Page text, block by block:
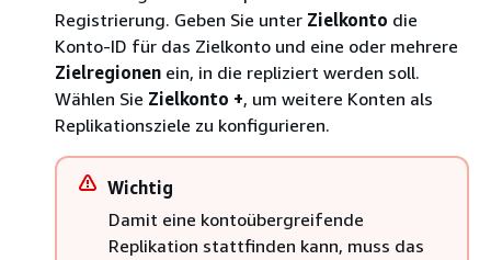
Registrierung. Geben Sie unter Zielkonto die
Konto-ID für das Zielkonto und eine oder mehrere
Zielregionen ein, in die repliziert werden soll.
Wählen Sie Zielkonto +, um weitere Konten als
Replikationsziele zu konfigurieren.
Wichtig
Damit eine kontoübergreifende
Replikation stattfinden kann, muss das